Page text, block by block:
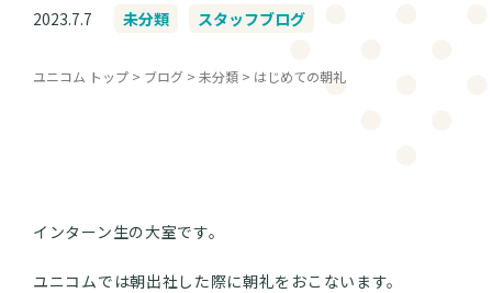
2023.7.7 未分類 スタッフブログ
ユニコム トップ > ブログ > 未分類 > はじめての朝礼
インターン生の大室です。
ユニコムでは朝出社した際に朝礼をおこないます。